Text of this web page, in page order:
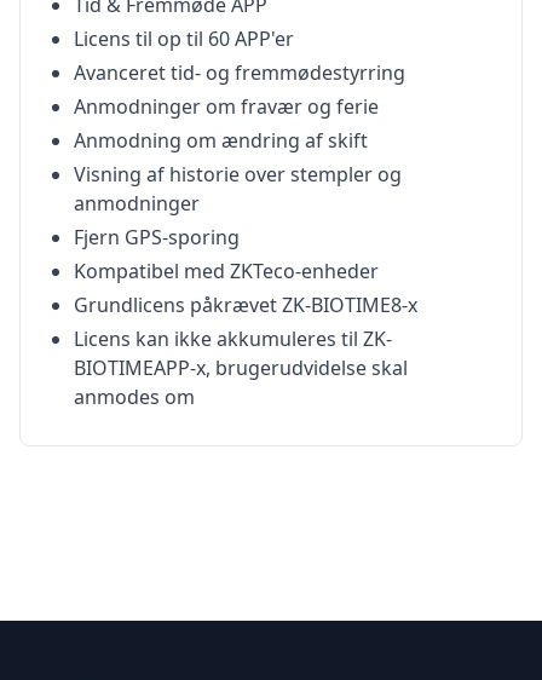
Licens til op til 60 APP'er
Avanceret tid- og fremmødestyrring
Anmodninger om fravær og ferie
Anmodning om ændring af skift
Visning af historie over stempler og
anmodninger
Fjern GPS-sporing
Kompatibel med ZKTeco-enheder
Grundlicens påkrævet ZK-BIOTIME8-x
Licens kan ikke akkumuleres til ZK-
BIOTIMEAPP-x, brugerudvidelse skal
anmodes om